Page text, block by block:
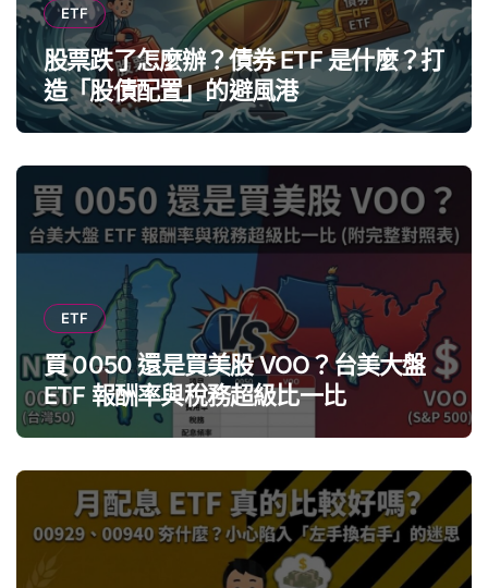
ETF
股票跌了怎麼辦？債券 ETF 是什麼？打
造「股債配置」的避風港
ETF
買 0050 還是買美股 VOO？台美大盤
ETF 報酬率與稅務超級比一比